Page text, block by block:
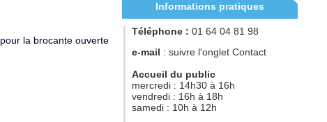
pour la brocante ouverte
Informations pratiques
Téléphone : 01 64 04 81 98
e-mail : suivre l'onglet Contact
Accueil du public
mercredi : 14h30 à 16h
vendredi : 16h à 18h
samedi : 10h à 12h